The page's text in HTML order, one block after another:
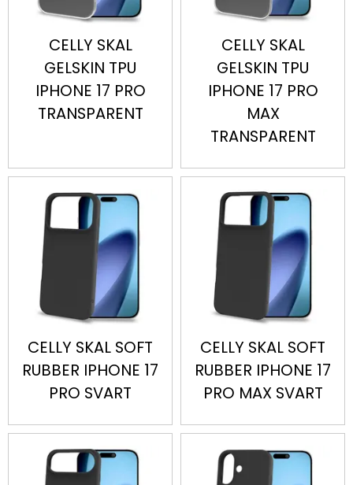
CELLY SKAL
GELSKIN TPU
IPHONE 17 PRO
TRANSPARENT
CELLY SKAL
GELSKIN TPU
IPHONE 17 PRO
MAX
TRANSPARENT
CELLY SKAL SOFT
RUBBER IPHONE 17
PRO SVART
CELLY SKAL SOFT
RUBBER IPHONE 17
PRO MAX SVART